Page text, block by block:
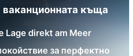
ваканционната къща
Lage direkt am Meer
за перфектно